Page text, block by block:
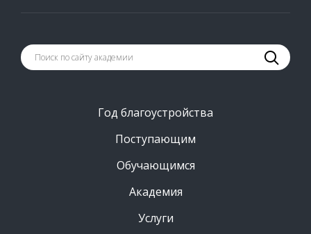
Год благоустройства
Поступающим
Обучающимся
Академия
Услуги